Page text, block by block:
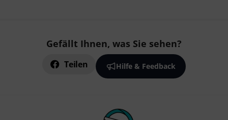
Gefällt Ihnen, was Sie sehen?
Teilen Hilfe & Feedback